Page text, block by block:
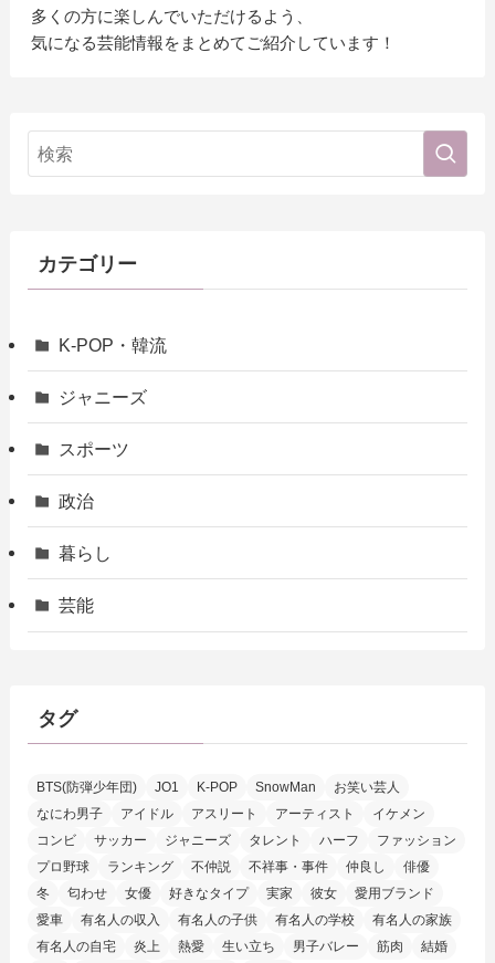
多くの方に楽しんでいただけるよう、
気になる芸能情報をまとめてご紹介しています！
カテゴリー
K-POP・韓流
ジャニーズ
スポーツ
政治
暮らし
芸能
タグ
BTS(防弾少年団) JO1 K-POP SnowMan
お笑い芸人
なにわ男子
アイドル アスリート アーティスト
イケメン
コンビ
サッカー ジャニーズ タレント ハーフ
ファッション
プロ野球
ランキング 不仲説 不祥事・事件 仲良し
俳優
冬
匂わせ 女優 好きなタイプ 実家 彼女
愛用ブランド
愛車
有名人の収入 有名人の子供 有名人の学校
有名人の家族
有名人の自宅
炎上 熱愛 生い立ち 男子バレー 筋肉
結婚